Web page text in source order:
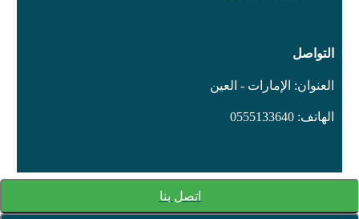
اتصل بنا
التواصل
العنوان: الإمارات - العين
الهاتف: 0555133640